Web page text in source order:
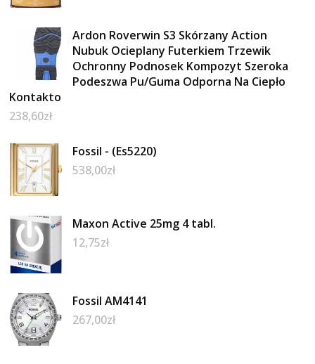
Ardon Roverwin S3 Skórzany Action
Nubuk Ocieplany Futerkiem Trzewik
Ochronny Podnosek Kompozyt Szeroka
Podeszwa Pu/Guma Odporna Na Ciepło
Kontakto
238,60zł
Fossil - (Es5220)
538,00zł
Maxon Active 25mg 4 tabl.
12,75zł
Fossil AM4141
267,00zł